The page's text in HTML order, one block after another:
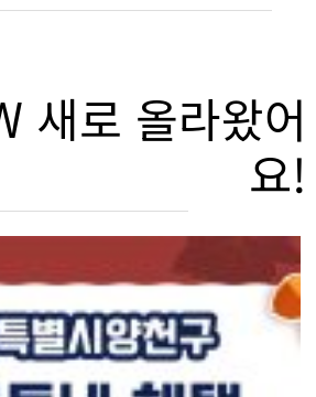
새로 올라왔어
요!